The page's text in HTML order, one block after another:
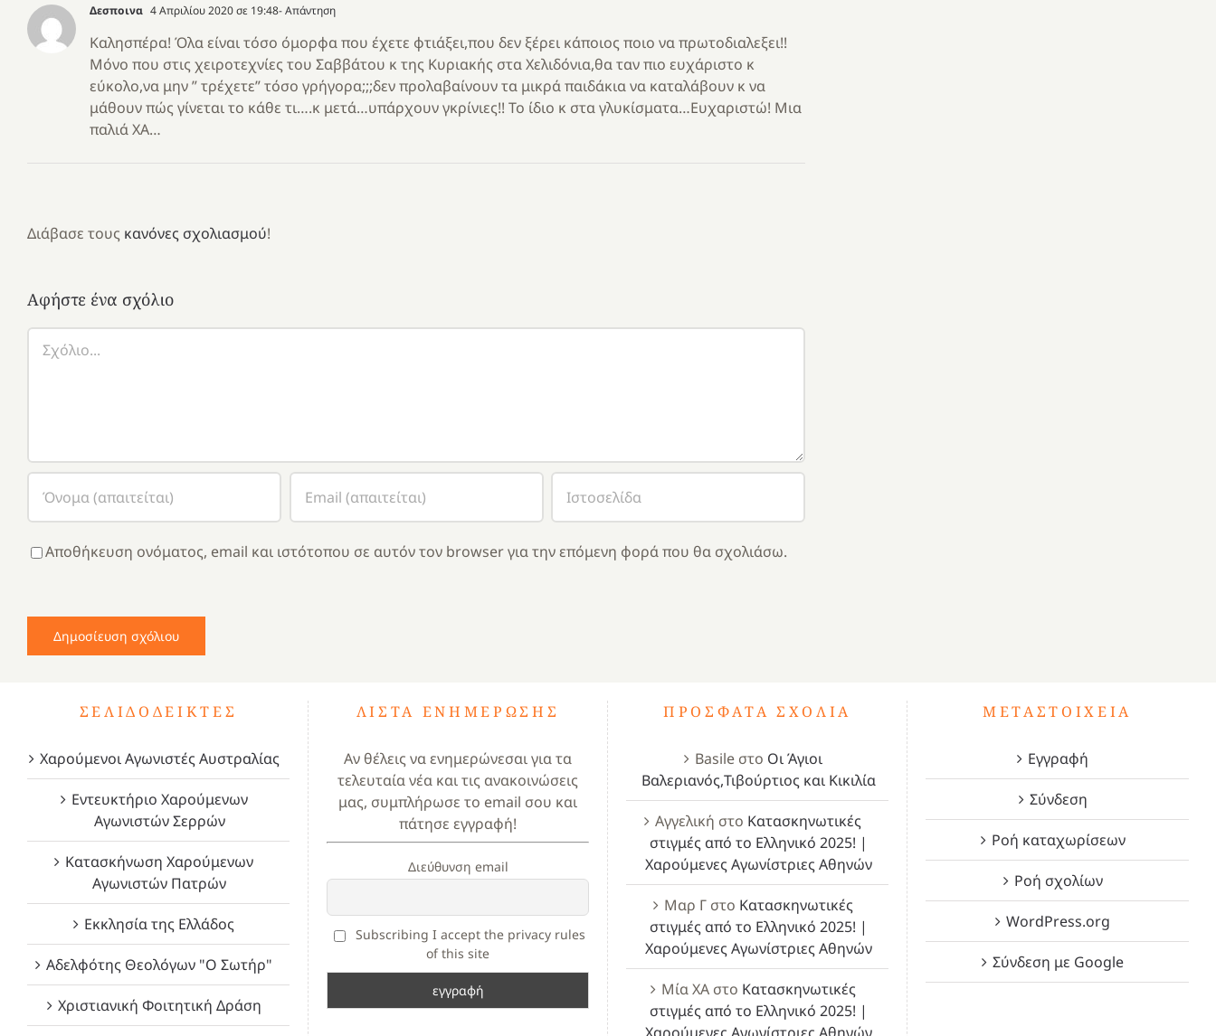
Δεσποινα 4 Απριλίου 2020 σε 19:48- Απάντηση
Καλησπέρα! Όλα είναι τόσο όμορφα που έχετε φτιάξει,που δεν ξέρει κάποιος ποιο να πρωτοδιαλεξει!!
Μόνο που στις χειροτεχνίες του Σαββάτου κ της Κυριακής στα Χελιδόνια,θα ταν πιο ευχάριστο κ
εύκολο,να μην ” τρέχετε” τόσο γρήγορα;;;δεν προλαβαίνουν τα μικρά παιδάκια να καταλάβουν κ να
μάθουν πώς γίνεται το κάθε τι….κ μετά…υπάρχουν γκρίνιες!! Το ίδιο κ στα γλυκίσματα…Ευχαριστώ! Μια
παλιά ΧΑ…
Διάβασε τους κανόνες σχολιασμού!
Αφήστε ένα σχόλιο
Αποθήκευση ονόματος, email και ιστότοπου σε αυτόν τον browser για την επόμενη φορά που θα σχολιάσω.
ΣΕΛΙΔΟΔΕΊΚΤΕΣ
Χαρούμενοι Αγωνιστές Αυστραλίας
Εντευκτήριο Χαρούμενων
Αγωνιστών Σερρών
Κατασκήνωση Χαρούμενων
Αγωνιστών Πατρών
Εκκλησία της Ελλάδος
Αδελφότης Θεολόγων "Ο Σωτήρ"
Χριστιανική Φοιτητική Δράση
ΛΊΣΤΑ ΕΝΗΜΈΡΩΣΗΣ
Αν θέλεις να ενημερώνεσαι για τα
τελευταία νέα και τις ανακοινώσεις
μας, συμπλήρωσε το email σου και
πάτησε εγγραφή!
Διεύθυνση email
Subscribing I accept the privacy rules
of this site
ΠΡΌΣΦΑΤΑ ΣΧΌΛΙΑ
Basileστο Οι Άγιοι
Βαλεριανός,Τιβούρτιος και Κικιλία
Αγγελική στο Κατασκηνωτικές
στιγμές από το Ελληνικό 2025! |
Χαρούμενες Αγωνίστριες Αθηνών
Μαρ Γστο Κατασκηνωτικές
στιγμές από το Ελληνικό 2025! |
Χαρούμενες Αγωνίστριες Αθηνών
Μία ΧΑστο Κατασκηνωτικές
στιγμές από το Ελληνικό 2025! |
ΜΕΤΑΣΤΟΙΧΕΊΑ
Εγγραφή
Σύνδεση
Ροή καταχωρίσεων
Ροή σχολίων
WordPress.org
Σύνδεση με Google